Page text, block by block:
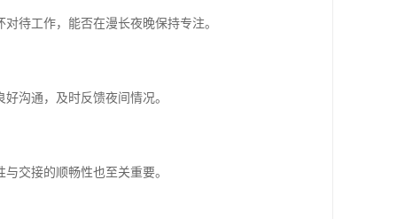
待工作，能否在漫长夜晚保持专注。
沟通，及时反馈夜间情况。
交接的顺畅性也至关重要。